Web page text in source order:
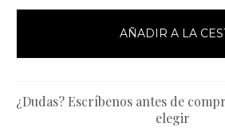
AÑADIR A LA
¿Dudas? Escríbenos antes de
elegir